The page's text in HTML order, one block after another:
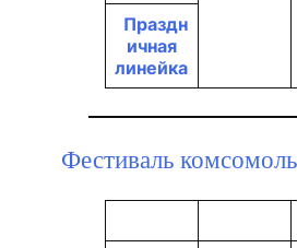
Праздн
ичная
линейка
Фестиваль